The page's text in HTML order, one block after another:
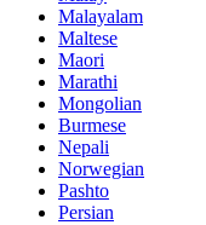
Malayalam
Maltese
Maori
Marathi
Mongolian
Burmese
Nepali
Norwegian
Pashto
Persian